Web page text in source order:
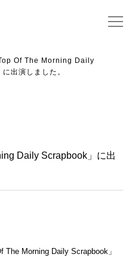
Of The Morning Daily
出演しました。
Daily Scrapbook」に出
Morning Daily Scrapbook」